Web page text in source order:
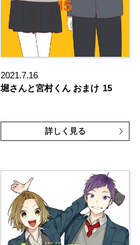
2021.7.16
堀さんと宮村くん おまけ 15
詳しく見る